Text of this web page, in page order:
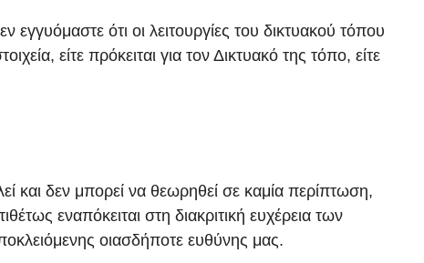
ότι οι λειτουργίες του δικτυακού τόπου
είτε πρόκειται για τον Δικτυακό της τόπο, είτε
και δεν μπορεί να θεωρηθεί σε καμία περίπτωση,
εναπόκειται στη διακριτική ευχέρεια των
οιασδήποτε ευθύνης μας.